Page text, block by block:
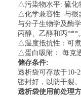
△污染物水平: 硫化
△化学兼容性: 与很
与分子生物学及酶
丙醇、乙醇和丙***。
△温度抵抗性：可煮
△蛋白吸附： 每克
储存条件:
透析袋可存放于10-
密封好，以防干裂。
透析袋使用前处理